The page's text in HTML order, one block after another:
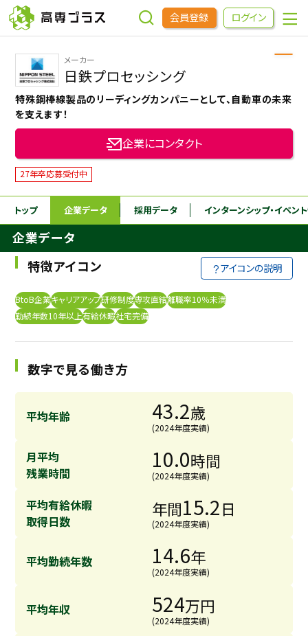
会員登録 ログイン
企業をさがす
進学先をさがす
インターンシップ・イベントをさがす
高専OBOGをさがす
高専プラスセミナー
めもらす
9/30
メーカー
日鉄プロセッシング
特殊鋼棒線製品のリーディングカンパニーとして、自動車の未来
を支えます！
企業にコンタクト
27年卒応募受付中
トップ 企業データ 採用データ インターンシップ・イベン
企業データ
特徴アイコン
アイコンの説明
BtoB企業キャリアアップ研修制度専攻直結離職率10％未満
勤続年数10年以上有給休暇社宅完備
数字で見る働き方
平均年齢 43.2歳
(2024年度実績)
月平均
残業時間
10.0時間
(2024年度実績)
平均有給休暇
取得日数
年間15.2日
(2024年度実績)
平均勤続年数 14.6年
(2024年度実績)
平均年収 524万円
(2024年度実績)